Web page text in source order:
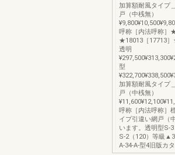
加算額耐風タイプ
戸（中桟無）
呼称［内法呼称］
★18013［17713
透明
型
加算額耐風タイプ
戸（中桟無）
呼称［内法呼称］
イプ引違い網戸（
います。透明型S-
S-2（120）等級
A-34-A-型4旧版カ